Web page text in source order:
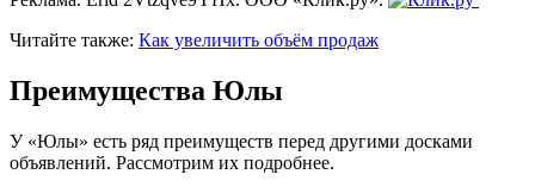
Читайте также: Как увеличить объём продаж
Преимущества Юлы
У «Юлы» есть ряд преимуществ перед другими досками
объявлений. Рассмотрим их подробнее.